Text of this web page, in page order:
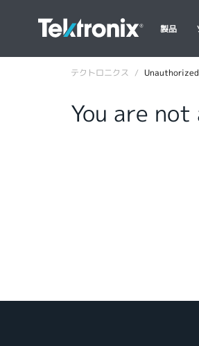
製品
テクトロニクス Unauthorized
You are